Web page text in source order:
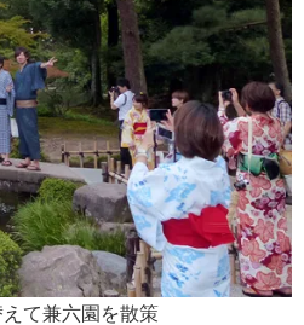
て兼六園を散策